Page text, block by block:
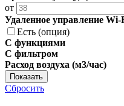
от
Удаленное управление Wi-
Есть (опция)
С функциями
С фильтром
Расход воздуха (м3/час)
Показать
Сбросить